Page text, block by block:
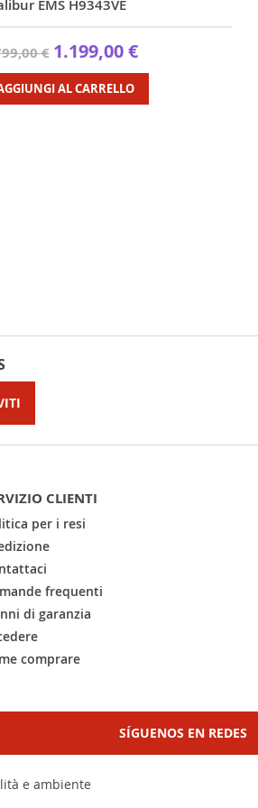
EMS H9343VE
€ 1.199,00 €
AL CARRELLO
CLIENTI
per i resi
frequenti
di garanzia
comprare
SÍGUENOS EN REDES
e ambiente